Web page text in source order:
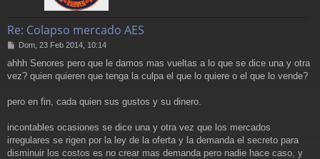
Re: Colapso mercado AES
M
n
s
Dom, 23 Feb 2014, 10:14
ahhh Senores pero que le damos mas vueltas a lo que se dice una y otra
vez? quien quieren que tenga la culpa el que lo quiere o el que lo vende?
pero en fin, cada quien sus gustos y su dinero.
incontables ocasiones se dice una y otra vez que los mercados
irregulares se rigen por la ley de la oferta y la demanda el secreto para
disminuir los costos es no crear mas demanda pero nadie hace caso, y